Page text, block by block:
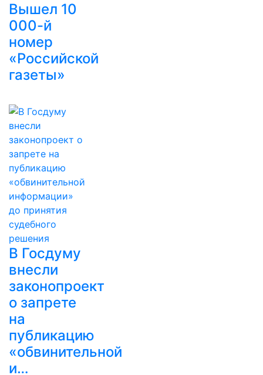
Вышел 10
000-й
номер
«Российской
газеты»
В Госдуму
внесли
законопроект
о запрете
на
публикацию
«обвинительной
и…